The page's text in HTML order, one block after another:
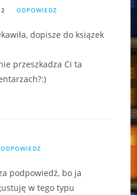
ODPOWIEDZ
dopisze do ksiązek
przeszkadza Ci ta
ODPOWIEDZ
podpowiedź, bo ja
w tego typu